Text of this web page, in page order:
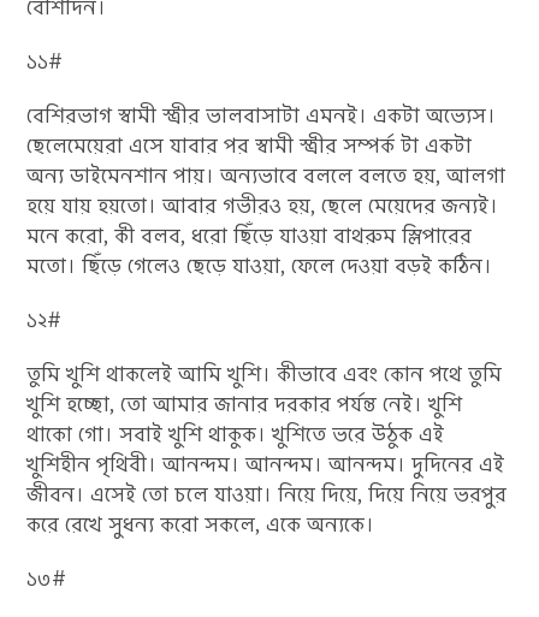
বেশিদিন।
১১#
বেশিরভাগ স্বামী স্ত্রীর ভালবাসাটা এমনই। একটা অভ্যেস।
ছেলেমেয়েরা এসে যাবার পর স্বামী স্ত্রীর সম্পর্ক টা একটা
অন্য ডাইমেনশান পায়। অন্যভাবে বললে বলতে হয়, আলগা
হয়ে যায় হয়তো। আবার গভীরও হয়, ছেলে মেয়েদের জন্যই।
মনে করো, কী বলব, ধরো ছিঁড়ে যাওয়া বাথরুম স্লিপারের
মতো। ছিঁড়ে গেলেও ছেড়ে যাওয়া, ফেলে দেওয়া বড়ই কঠিন।
১২#
তুমি খুশি থাকলেই আমি খুশি। কীভাবে এবং কোন পথে তুমি
খুশি হচ্ছো, তো আমার জানার দরকার পর্যন্ত নেই। খুশি
থাকো গো। সবাই খুশি থাকুক। খুশিতে ভরে উঠুক এই
খুশিহীন পৃথিবী। আনন্দম। আনন্দম। আনন্দম। দুদিনের এই
জীবন। এসেই তো চলে যাওয়া। নিয়ে দিয়ে, দিয়ে নিয়ে ভরপুর
করে রেখে সুধন্য করো সকলে, একে অন্যকে।
১৩#